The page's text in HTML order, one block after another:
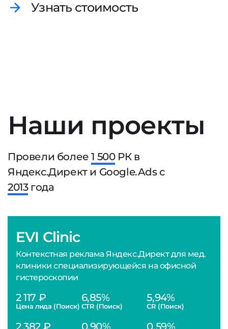
Узнать стоимость
Наши проекты
Провели более1 500РК в
Яндекс.Директ и Google.Ads с
2013года
EVI Clinic
Контекстная реклама Яндекс.Директ для мед.
клиники специализирующейся на офисной
гистероскопии
2 117 ₽
Цена лида (Поиск)
6,85%
CTR (Поиск)
5,94%
CR (Поиск)
2 382 ₽ 0,90% 0,59%